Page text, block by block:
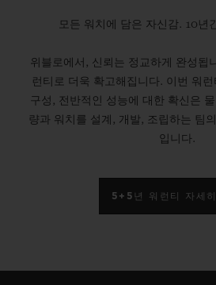
모든 워치에 담은 자신감. 10년
위블로에서, 신뢰는 정교하게 완성됩
런티로 더욱 확고해집니다. 이번 워
구성, 전반적인 성능에 대한 확신은
량과 워치를 설계, 개발, 조립하는 팀
입니다.
5+5년 워런티 자세히